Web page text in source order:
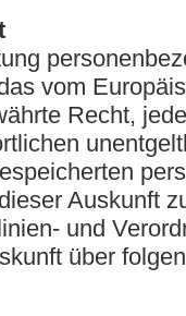
vom
Recht,
Auskunft
und
über